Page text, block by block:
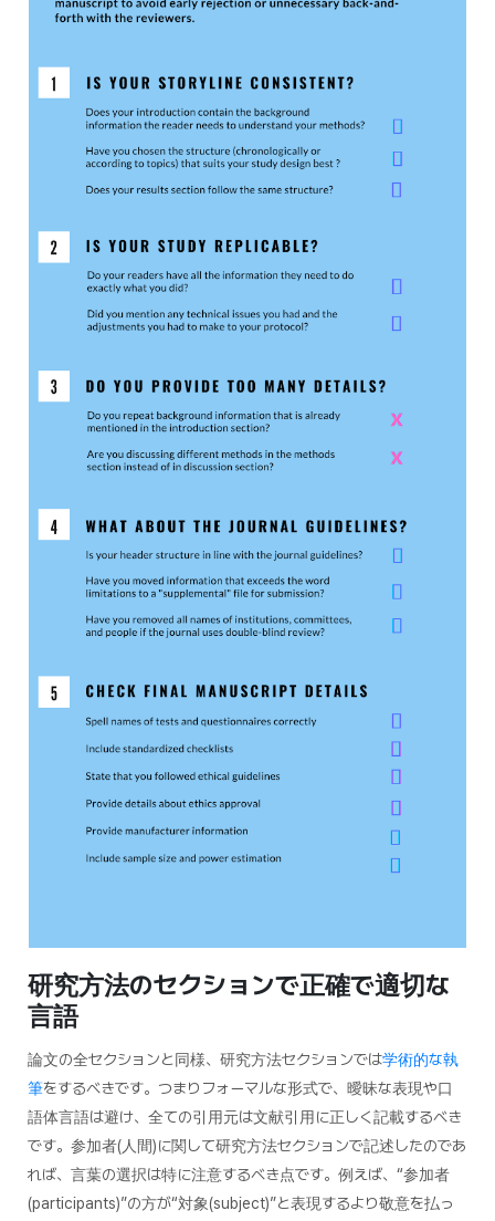
研究方法のセクションで正確で適切な
言語
論文の全セクションと同様、研究方法セクションでは学術的な執
筆をするべきです。つまりフォーマルな形式で、曖昧な表現や口
語体言語は避け、全ての引用元は文献引用に正しく記載するべき
です。参加者(人間)に関して研究方法セクションで記述したのであ
れば、言葉の選択は特に注意するべき点です。例えば、“参加者
(participants)”の方が“対象(subject)”と表現するより敬意を払っ